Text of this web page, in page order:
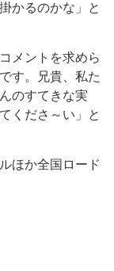
かるのかな」と
メントを求めら
す。兄貴、私た
のすてきな実
くださ～い」と
ほか全国ロード